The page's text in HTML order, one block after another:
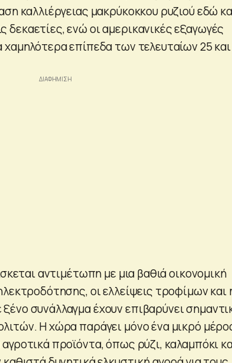
καλλιέργειας μακρύκοκκου ρυζιού εδώ
ενώ οι αμερικανικές εξαγωγές
χαμηλότερα επίπεδα των τελευταίων 25 και
αντιμέτωπη με μια βαθιά οικονομική
οι ελλείψεις τροφίμων και
συνάλλαγμα έχουν επιβαρύνει
Η χώρα παράγει μόνο ένα μικρό
προϊόντα, όπως ρύζι, καλαμπόκι